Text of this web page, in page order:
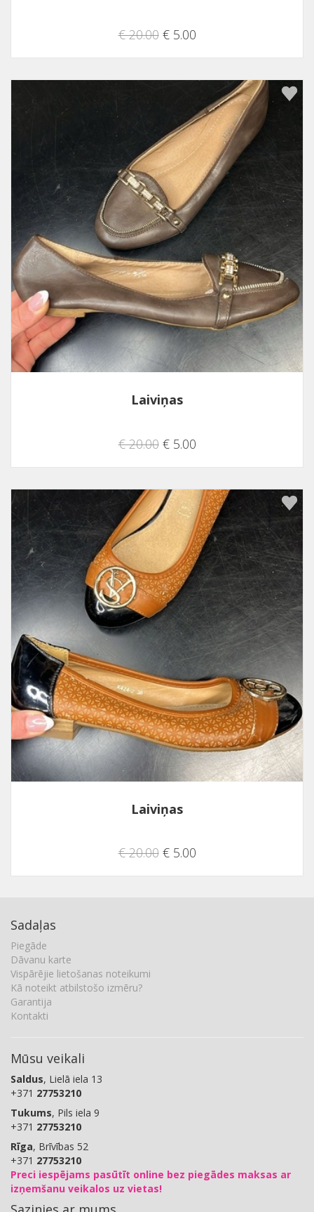
€ 20.00€ 5.00
Laiviņas
€ 20.00€ 5.00
Laiviņas
€ 20.00€ 5.00
Sadaļas
Piegāde
Dāvanu karte
Vispārējie lietošanas noteikumi
Kā noteikt atbilstošo izmēru?
Garantija
Kontakti
Mūsu veikali
Saldus, Lielā iela 13
+371 27753210
Tukums, Pils iela 9
+371 27753210
Rīga, Brīvības 52
+371 27753210
Preci iespējams pasūtīt online bez piegādes maksas ar
izņemšanu veikalos uz vietas!